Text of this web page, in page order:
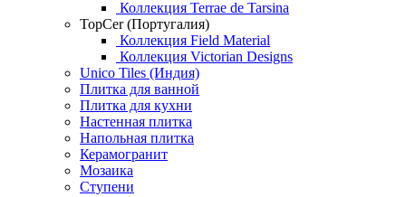
Коллекция Terrae de Tarsina
TopCer (Португалия)
Коллекция Field Material
Коллекция Victorian Designs
Unico Tiles (Индия)
Плитка для ванной
Плитка для кухни
Настенная плитка
Напольная плитка
Керамогранит
Мозаика
Ступени